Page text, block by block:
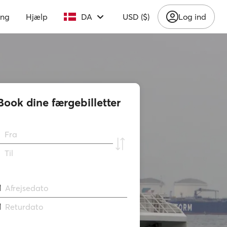
Hjælp DA USD ($) Log ind
dine færgebilletter
Fra
Til
Afrejsedato
Returdato